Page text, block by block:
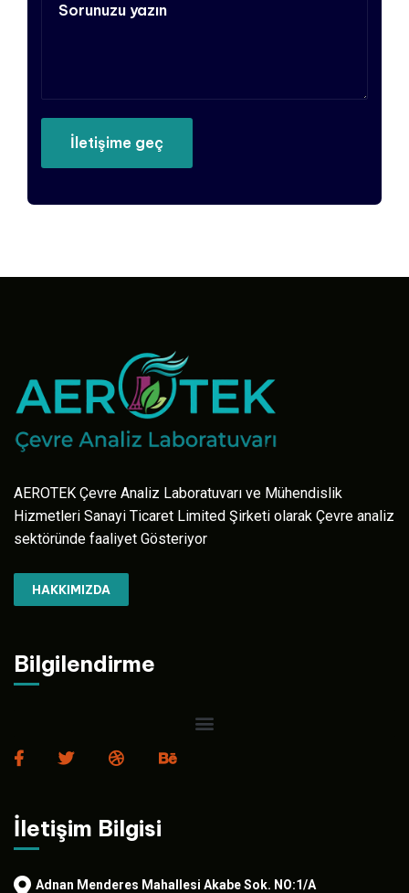
AEROTEK Çevre Analiz Laboratuvarı ve Mühendislik
Hizmetleri Sanayi Ticaret Limited Şirketi olarak Çevre analiz
sektöründe faaliyet Gösteriyor
HAKKIMIZDA
Bilgilendirme
İletişim Bilgisi
Adnan Menderes Mahallesi Akabe Sok. NO:1/A